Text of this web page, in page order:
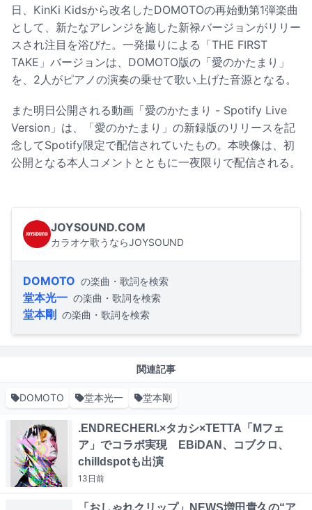
日、KinKi Kidsから改名したDOMOTOの再始動第1弾楽曲
として、新たなアレンジを施した新禄バージョンがリリー
スされ注目を浴びた。一発撮りによる「THE FIRST
TAKE」バージョンは、DOMOTO版の「愛のかたまり」
を、2人がピアノの演奏の乗せて歌い上げた音源となる。
また明日公開される動画「愛のかたまり - Spotify Live
Version」は、「愛のかたまり」の新録版のリリースを記
念してSpotify限定で配信されていたもの。本映像は、初
公開となる本人コメントとともに一夜限りで配信される。
JOYSOUND.COM
カラオケ歌うならJOYSOUND
DOMOTO の楽曲・歌詞を検索
堂本光一 の楽曲・歌詞を検索
堂本剛 の楽曲・歌詞を検索
関連記事
DOMOTO 堂本光一 堂本剛
.ENDRECHERI.×タカシ×TETTA「Mフェ
ア」でコラボ実現 EBiDAN、コブクロ、
chilldspotも出演
13日前